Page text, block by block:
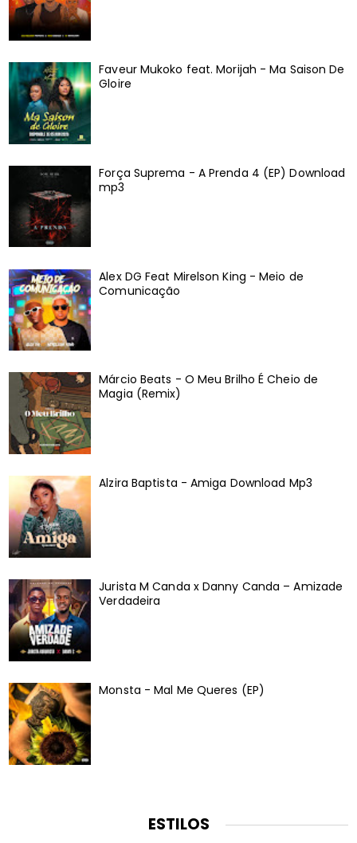
Faveur Mukoko feat. Morijah - Ma Saison De
Gloire
Força Suprema - A Prenda 4 (EP) Download
mp3
Alex DG Feat Mirelson King - Meio de
Comunicação
Márcio Beats - O Meu Brilho É Cheio de
Magia (Remix)
Alzira Baptista - Amiga Download Mp3
Jurista M Canda x Danny Canda – Amizade
Verdadeira
Monsta - Mal Me Queres (EP)
ESTILOS